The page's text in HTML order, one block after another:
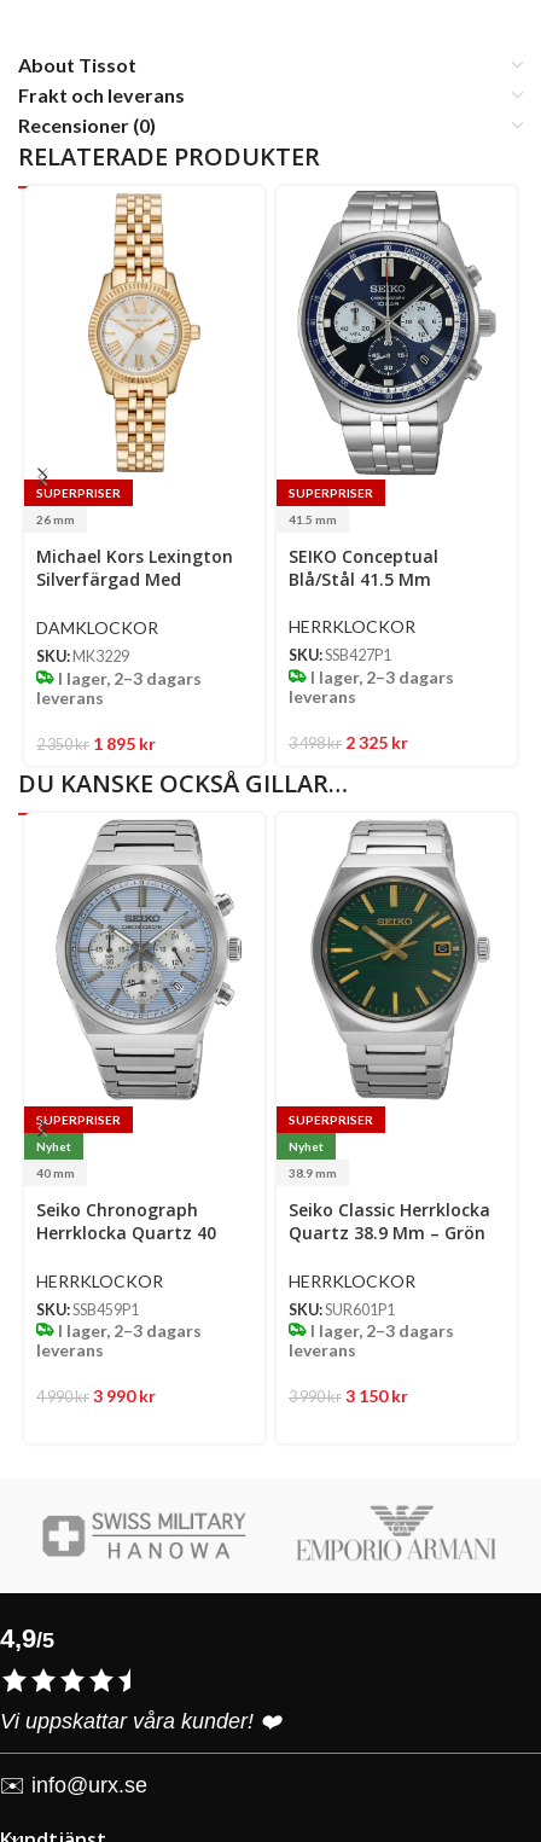
About Tissot
Frakt och leverans
Recensioner (0)
RELATERADE PRODUKTER
SUPERPRISER
26 mm
Select
options
Michael Kors Lexington
Silverfärgad Med
Indexmarkeringar/Stål 26
Mm
DAMKLOCKOR
SKU: MK3229
I lager, 2–3 dagars
leverans
2 350kr 1 895 kr
SUPERPRISER
41.5 mm
options
SEIKO Conceptual
Blå/Stål 41.5 Mm
HERRKLOCKOR
SKU:SSB427P1
I lager, 2–3 dagars
leverans
3 498kr 2 325 kr
DU KANSKE OCKSÅ GILLAR…
SUPERPRISER
Nyhet
40 mm
options
Seiko Chronograph
Herrklocka Quartz 40
Urtavla Med Stållänk
HERRKLOCKOR
SKU:SSB459P1
I lager, 2–3 dagars
leverans
4 990kr 3 990kr
SUPERPRISER
Nyhet
38.9 mm
options
Seiko Classic Herrklocka
Quartz 38.9 Mm – Grön
Stållänk
HERRKLOCKOR
SKU:SUR601P1
I lager, 2–3 dagars
leverans
3 990kr 3 150kr
4,9/5
Vi uppskattar våra kunder! ❤️
✉️ info@urx.se